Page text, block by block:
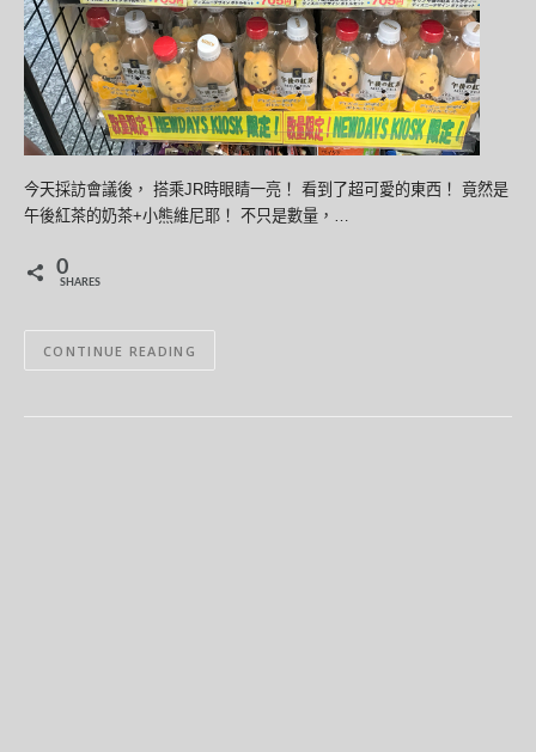
今天採訪會議後， 搭乘JR時眼睛一亮！ 看到了超可愛的東西！ 竟然是
午後紅茶的奶茶+小熊維尼耶！ 不只是數量，…
0
SHARES
CONTINUE READING